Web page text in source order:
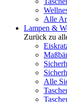
Alle
Lampen &
Zurück zu
Alle